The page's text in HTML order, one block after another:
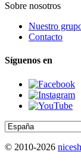
Sobre nosotros
Nuestro
Contacto
Síguenos en
© 2010-2026